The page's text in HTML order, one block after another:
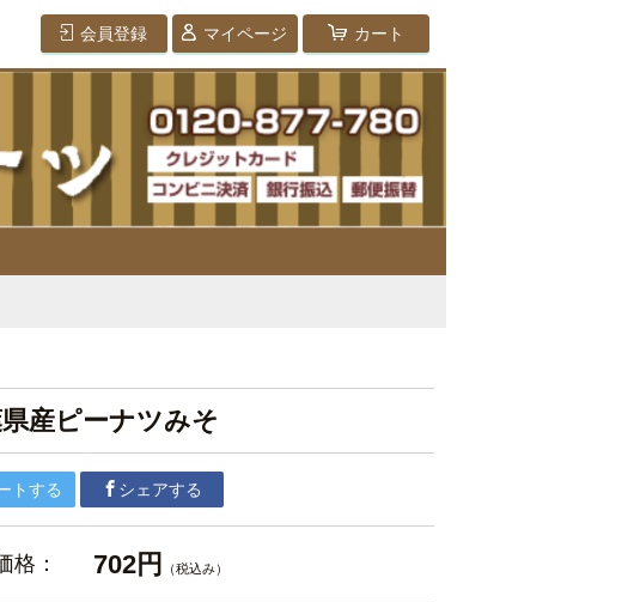
会員登録 マイページ カート
産ピーナツみそ
トする シェアする
格： 702円 （税込み）